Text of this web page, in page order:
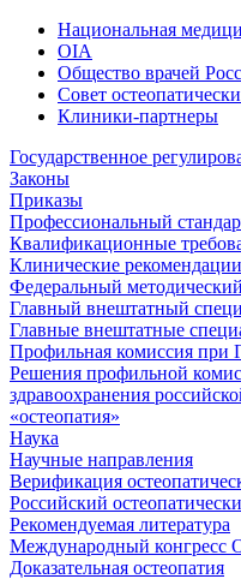
Национальная
OIA
Общество врачей
Совет
Клиники-партнеры
Государственное
Законы
Приказы
Профессиональный
Квалификационные
Клинические рекомендации
Федеральный
Главный внештатный
Главные внештатные
Профильная комиссия при
Решения профильной
здравоохранения
«остеопатия»
Наука
Научные направления
Верификация
Российский
Рекомендуемая литература
Международный конгресс
Доказательная остеопатия